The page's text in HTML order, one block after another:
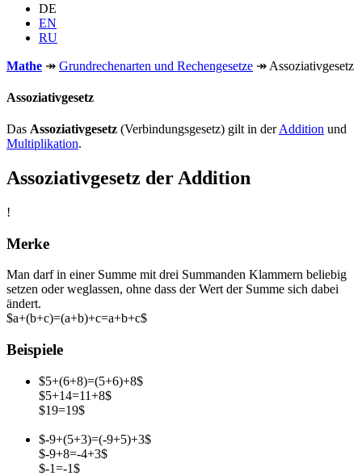
DE
EN
RU
Mathe ↠ Grundrechenarten und Rechengesetze ↠ Assoziativgesetz
Assoziativgesetz
Das Assoziativgesetz (Verbindungsgesetz) gilt in derAddition und
Multiplikation.
Assoziativgesetz der Addition
!
Merke
Man darf in einer Summe mit drei Summanden Klammern beliebig
setzen oder weglassen, ohne dass der Wert der Summe sich dabei
ändert.
$a+(b+c)=(a+b)+c=a+b+c$
Beispiele
$5+(6+8)=(5+6)+8$
$5+14=11+8$
$19=19$
$-9+(5+3)=(-9+5)+3$
$-9+8=-4+3$
$-1=-1$